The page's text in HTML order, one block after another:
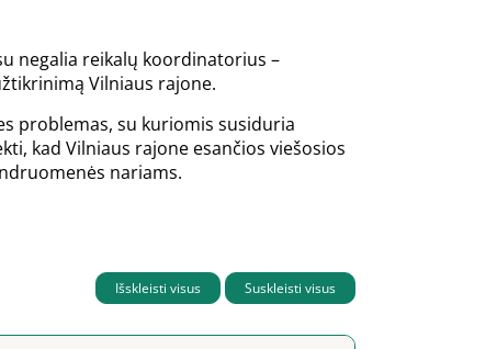
negalia reikalų koordinatorius –
Vilniaus rajone.
problemas, su kuriomis susiduria
kad Vilniaus rajone esančios viešosios
nariams.
Išskleisti visus Suskleisti visus